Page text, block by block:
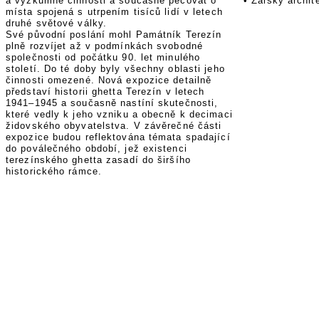
místa spojená s utrpením tisíců lidí v letech
druhé světové války.
Své původní poslání mohl Památník Terezín
plně rozvíjet až v podmínkách svobodné
společnosti od počátku 90. let minulého
století. Do té doby byly všechny oblasti jeho
činnosti omezené. Nová expozice detailně
představí historii ghetta Terezín v letech
1941–1945 a současně nastíní skutečnosti,
které vedly k jeho vzniku a obecně k decimaci
židovského obyvatelstva. V závěrečné části
expozice budou reflektována témata spadající
do poválečného období, jež existenci
terezínského ghetta zasadí do širšího
historického rámce.